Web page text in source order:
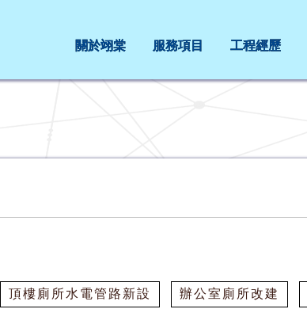
關於翊棠 服務項目 工程經歷
頂樓廁所水電管路新設 辦公室廁所改建